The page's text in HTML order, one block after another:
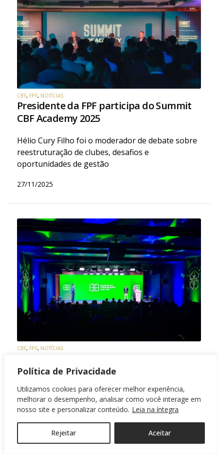
Política de Privacidade
Utilizamos cookies para oferecer melhor experiência,
melhorar o desempenho, analisar como você interage em
nosso site e personalizar conteúdo. Leia na íntegra
Rejeitar Aceitar
CBF, FPF, NOTÍCIAS
Presidente da FPF participa do Summit
CBF Academy 2025
Hélio Cury Filho foi o moderador de debate sobre
reestruturação de clubes, desafios e
oportunidades de gestão
27/11/2025
CBF, FPF, NOTÍCIAS
pela CBF
Reunião no Rio de Janeiro teve participação da
FPF e de representante do Athletico
12/11/2025